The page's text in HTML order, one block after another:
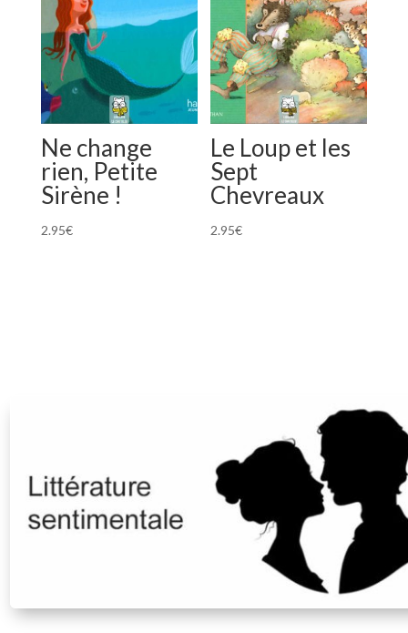
Ne change
rien, Petite
Sirène !
2.95€
Le Loup et les
Sept
Chevreaux
2.95€